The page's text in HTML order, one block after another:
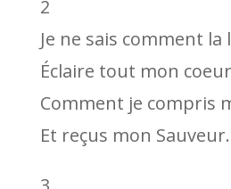
2
Je ne sais comment la
Éclaire tout mon
Comment je compris
Et reçus mon Sauveur.